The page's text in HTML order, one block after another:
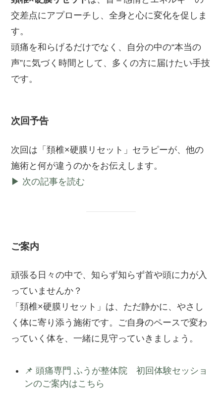
交差点にアプローチし、全身と心に変化を促しま
す。
頭痛を和らげるだけでなく、自分の中の“本当の
声”に気づく時間として、多くの方に届けたい手技
です。
次回予告
次回は「頚椎×硬膜リセット」セラピーが、他の
施術と何が違うのかをお伝えします。
▶ 次の記事を読む
ご案内
頑張る日々の中で、知らず知らず首や頭に力が入
っていませんか？
「頚椎×硬膜リセット」は、ただ静かに、やさし
く体に寄り添う施術です。ご自身のペースで変わ
っていく体を、一緒に見守っていきましょう。
📌 頭痛専門 ふうが整体院 初回体験セッショ
ンのご案内はこちら